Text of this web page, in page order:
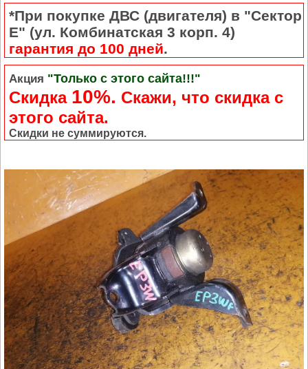
*При покупке ДВС (двигателя) в "Сектор
Е" (ул. Комбинатская 3 корп. 4)
гарантия до 100 дней.
Акция "Только с этого сайта!!!"
Скидка 10%. Cкажи, что скидка с
этого сайта.
Скидки не суммируются.